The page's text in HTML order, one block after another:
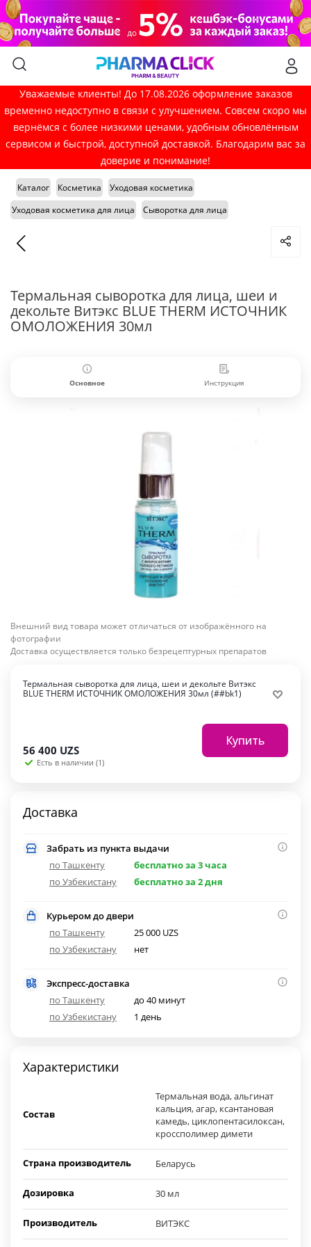
Уважаемые клиенты! До 17.08.2026 оформление заказов
временно недоступно в связи с улучшением. Совсем скоро мы
вернёмся с более низкими ценами, удобным обновлённым
сервисом и быстрой, доступной доставкой. Благодарим вас за
доверие и понимание!
Каталог Косметика
Уходовая косметика
Уходовая косметика для лица
Сыворотка для лица
Термальная сыворотка для лица, шеи и
декольте Витэкс BLUE THERM ИСТОЧНИК
ОМОЛОЖЕНИЯ 30мл
Основное Инструкция
Внешний вид товара может отличаться от изображённого на
фотографии
Доставка осуществляется только безрецептурных препаратов
Термальная сыворотка для лица, шеи и декольте Витэкс
BLUE THERM ИСТОЧНИК ОМОЛОЖЕНИЯ 30мл (##bk1)
56 400 UZS
Есть в наличии (1)
Купить
Доставка
Забрать из пункта выдачи
по Ташкенту
бесплатно за 3 часа
по Узбекистану
бесплатно за 2 дня
Курьером до двери
по Ташкенту
25 000 UZS
по Узбекистану
нет
Экспресс-доставка
по Ташкенту
до 40 минут
по Узбекистану
1 день
Характеристики
Состав
Термальная вода, альгинат
кальция, агар, ксантановая
камедь, циклопентасилоксан,
кроссполимер димети
Страна производитель Беларусь
Дозировка 30 мл
Производитель ВИТЭКС